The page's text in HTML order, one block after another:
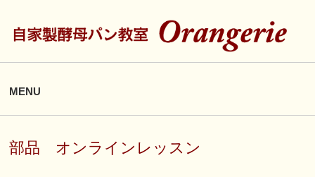
MENU
部品 オンラインレッスン